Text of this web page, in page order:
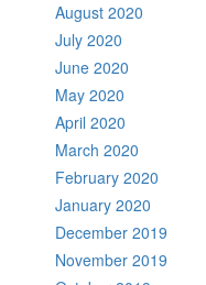
August 2020
July 2020
June 2020
May 2020
April 2020
March 2020
February 2020
January 2020
December 2019
November 2019